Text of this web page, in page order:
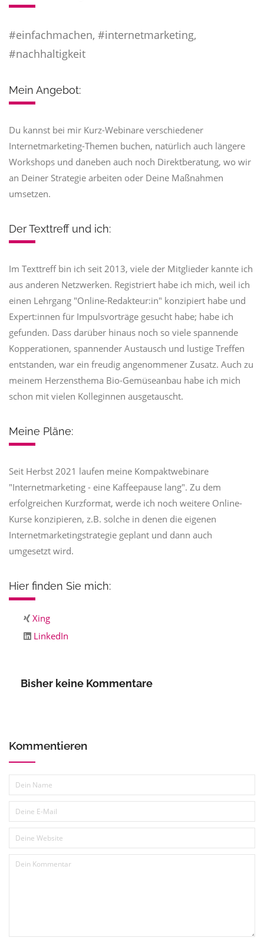
#einfachmachen, #internetmarketing,
#nachhaltigkeit
Mein Angebot:
Du kannst bei mir Kurz-Webinare verschiedener
Internetmarketing-Themen buchen, natürlich auch längere
Workshops und daneben auch noch Direktberatung, wo wir
an Deiner Strategie arbeiten oder Deine Maßnahmen
umsetzen.
Der Texttreff und ich:
Im Texttreff bin ich seit 2013, viele der Mitglieder kannte ich
aus anderen Netzwerken. Registriert habe ich mich, weil ich
einen Lehrgang "Online-Redakteur:in" konzipiert habe und
Expert:innen für Impulsvorträge gesucht habe; habe ich
gefunden. Dass darüber hinaus noch so viele spannende
Kopperationen, spannender Austausch und lustige Treffen
entstanden, war ein freudig angenommener Zusatz. Auch zu
meinem Herzensthema Bio-Gemüseanbau habe ich mich
schon mit vielen Kolleginnen ausgetauscht.
Meine Pläne:
Seit Herbst 2021 laufen meine Kompaktwebinare
"Internetmarketing - eine Kaffeepause lang". Zu dem
erfolgreichen Kurzformat, werde ich noch weitere Online-
Kurse konzipieren, z.B. solche in denen die eigenen
Internetmarketingstrategie geplant und dann auch
umgesetzt wird.
Hier finden Sie mich:
Xing
LinkedIn
Bisher keine Kommentare
Kommentieren